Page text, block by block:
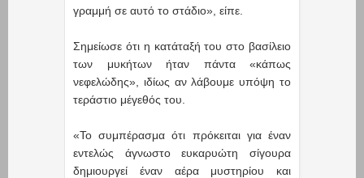
γραμμή σε αυτό το στάδιο», είπε.
Σημείωσε ότι η κατάταξή του στο βασίλειο
των μυκήτων ήταν πάντα «κάπως
νεφελώδης», ιδίως αν λάβουμε υπόψη το
τεράστιο μέγεθός του.
«Το συμπέρασμα ότι πρόκειται για έναν
εντελώς άγνωστο ευκαρυώτη σίγουρα
δημιουργεί έναν αέρα μυστηρίου και